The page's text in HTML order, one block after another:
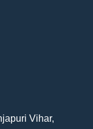
Vihar,